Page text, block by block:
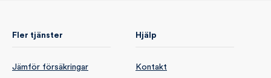
Fler tjänster
Jämför försäkringar
Hjälp
Kontakt